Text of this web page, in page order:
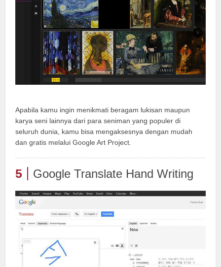
Apabila kamu ingin menikmati beragam lukisan maupun
karya seni lainnya dari para seniman yang populer di
seluruh dunia, kamu bisa mengaksesnya dengan mudah
dan gratis melalui Google Art Project.
5 Google Translate Hand Writing